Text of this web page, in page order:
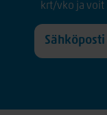
krt/vko ja voit